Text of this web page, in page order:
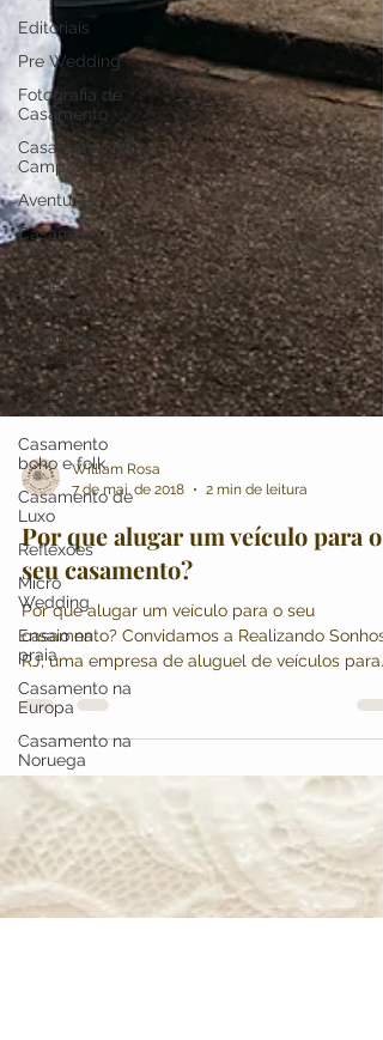
Editoriais
Pre Wedding
Fotografia de
Casamento
Casamento no
Campo
Aventuras
Casamento na
Serra
Filme de
Casamento
Destination
Wedding
Casamento
em Pousada
Casamento
boho e folk
Casamento de
Luxo
Reflexões
Micro
Wedding
Ensaio na
praia
Casamento na
Europa
Casamento na
Noruega
William Rosa
2 min de leitura
Por que alugar um veículo para o
seu casamento?
Por que alugar um veículo para o seu
casamento? Convidamos a Realizando Sonhos
RJ, uma empresa de aluguel de veículos para
casamentos para n